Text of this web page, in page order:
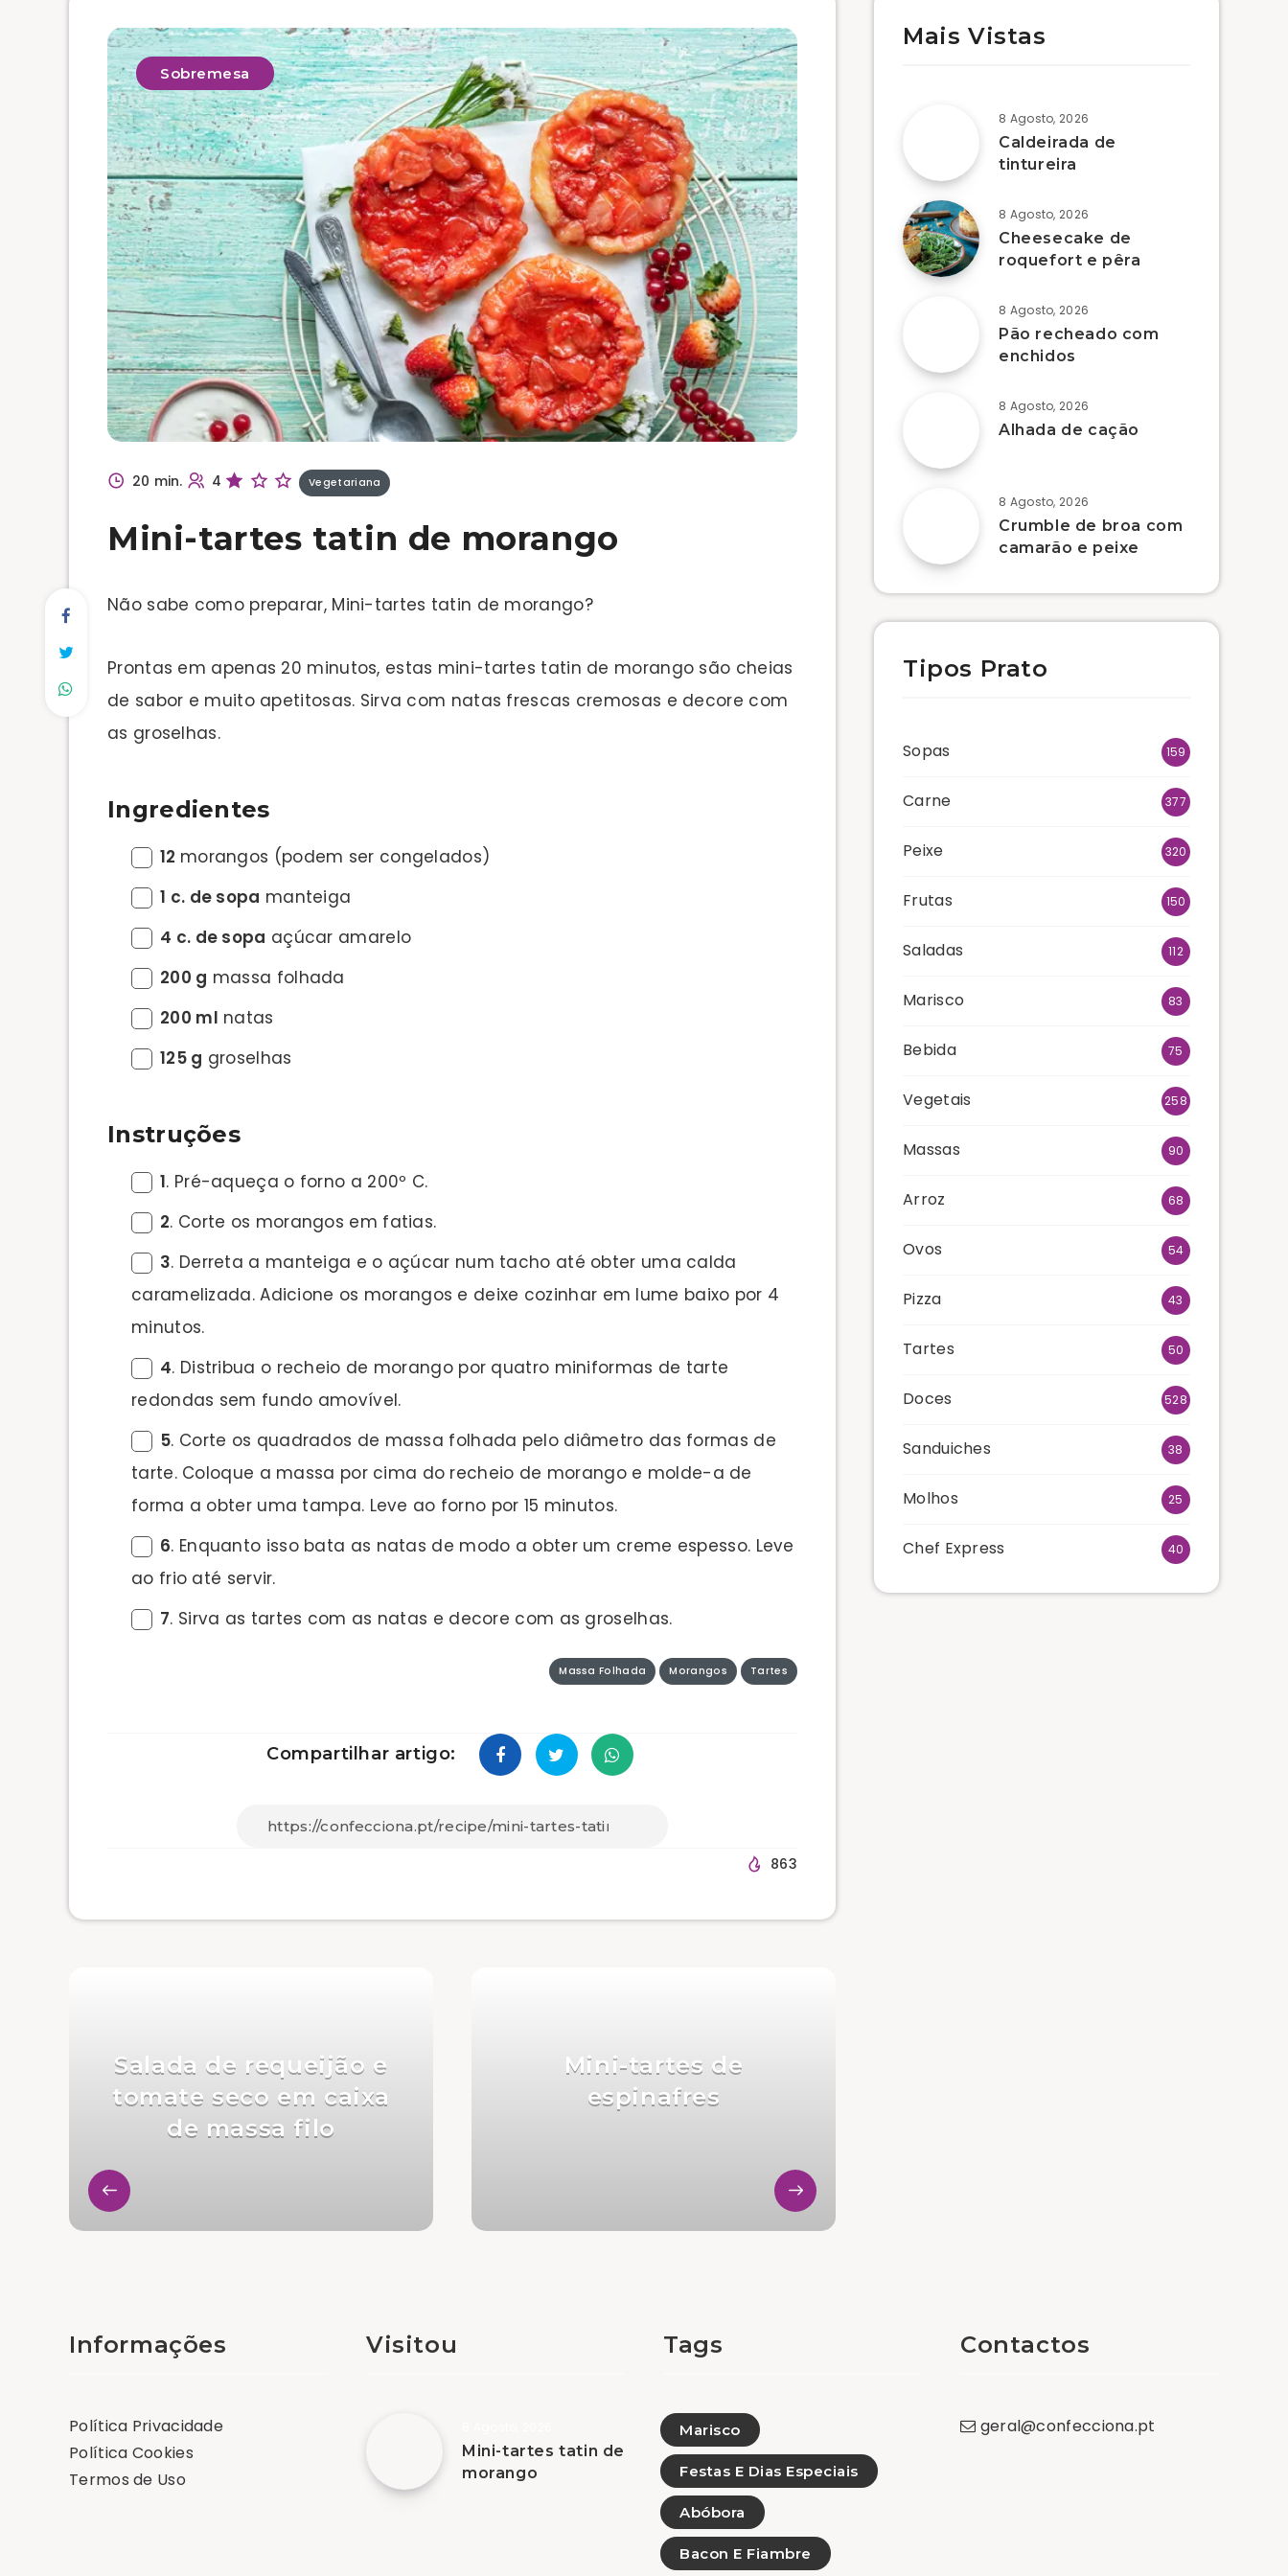
Sobremesa
20 min. 4 Vegetariana
Mini-tartes tatin de morango
Não sabe como preparar, Mini-tartes tatin de morango?
Prontas em apenas 20 minutos, estas mini-tartes tatin de morango são cheias
de sabor e muito apetitosas. Sirva com natas frescas cremosas e decore com
as groselhas.
Ingredientes
12 morangos (podem ser congelados)
1 c. de sopa manteiga
4 c. de sopa açúcar amarelo
200 g massa folhada
200 ml natas
125 g groselhas
Instruções
1. Pré-aqueça o forno a 200º C.
2. Corte os morangos em fatias.
3. Derreta a manteiga e o açúcar num tacho até obter uma calda
caramelizada. Adicione os morangos e deixe cozinhar em lume baixo por 4
minutos.
4. Distribua o recheio de morango por quatro miniformas de tarte
redondas sem fundo amovível.
5. Corte os quadrados de massa folhada pelo diâmetro das formas de
tarte. Coloque a massa por cima do recheio de morango e molde-a de
forma a obter uma tampa. Leve ao forno por 15 minutos.
6. Enquanto isso bata as natas de modo a obter um creme espesso. Leve
ao frio até servir.
7. Sirva as tartes com as natas e decore com as groselhas.
Massa Folhada Morangos Tartes
Compartilhar artigo:
863
Mini-tartes de
espinafres
Salada de requeijão e
tomate seco em caixa
de massa filo
Mais Vistas
8 Agosto, 2026
Caldeirada de
tintureira
8 Agosto, 2026
Cheesecake de
roquefort e pêra
8 Agosto, 2026
Pão recheado com
enchidos
8 Agosto, 2026
Alhada de cação
8 Agosto, 2026
Crumble de broa com
camarão e peixe
Tipos Prato
Sopas 159
Carne 377
Peixe 320
Frutas 150
Saladas 112
Marisco 83
Bebida 75
Vegetais 258
Massas 90
Arroz 68
Ovos 54
Pizza 43
Tartes 50
Doces 528
Sanduiches 38
Molhos 25
Chef Express 40
Informações
Política Privacidade
Política Cookies
Termos de Uso
Visitou
Mini-tartes tatin de
morango
Tags
Marisco
Festas E Dias Especiais
Abóbora
Bacon E Fiambre
Contactos
geral@confecciona.pt